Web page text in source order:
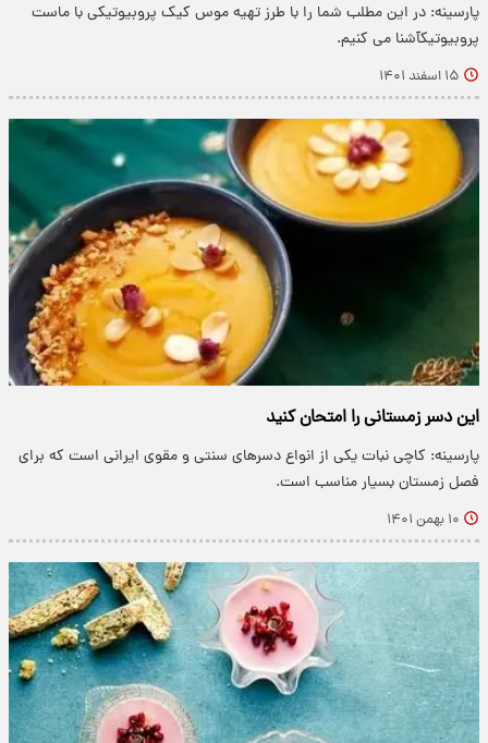
پارسینه: در این مطلب شما را با طرز تهیه موس کیک پروبیوتیکی با ماست
پروبیوتیکآشنا می کنیم.
۱۵ اسفند ۱۴۰۱
این دسر زمستانی را امتحان کنید
پارسینه: کاچی نبات یکی از انواع دسر‌های سنتی و مقوی ایرانی است که برای
فصل زمستان بسیار مناسب است.
۱۰ بهمن ۱۴۰۱